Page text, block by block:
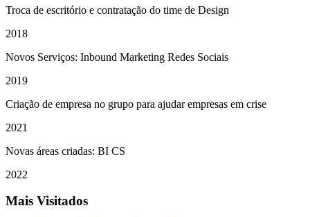
Troca de escritório e contratação do time de Design
2018
Novos Serviços: Inbound Marketing Redes Sociais
2019
Criação de empresa no grupo para ajudar empresas em crise
2021
Novas áreas criadas: BI CS
2022
Mais Visitados